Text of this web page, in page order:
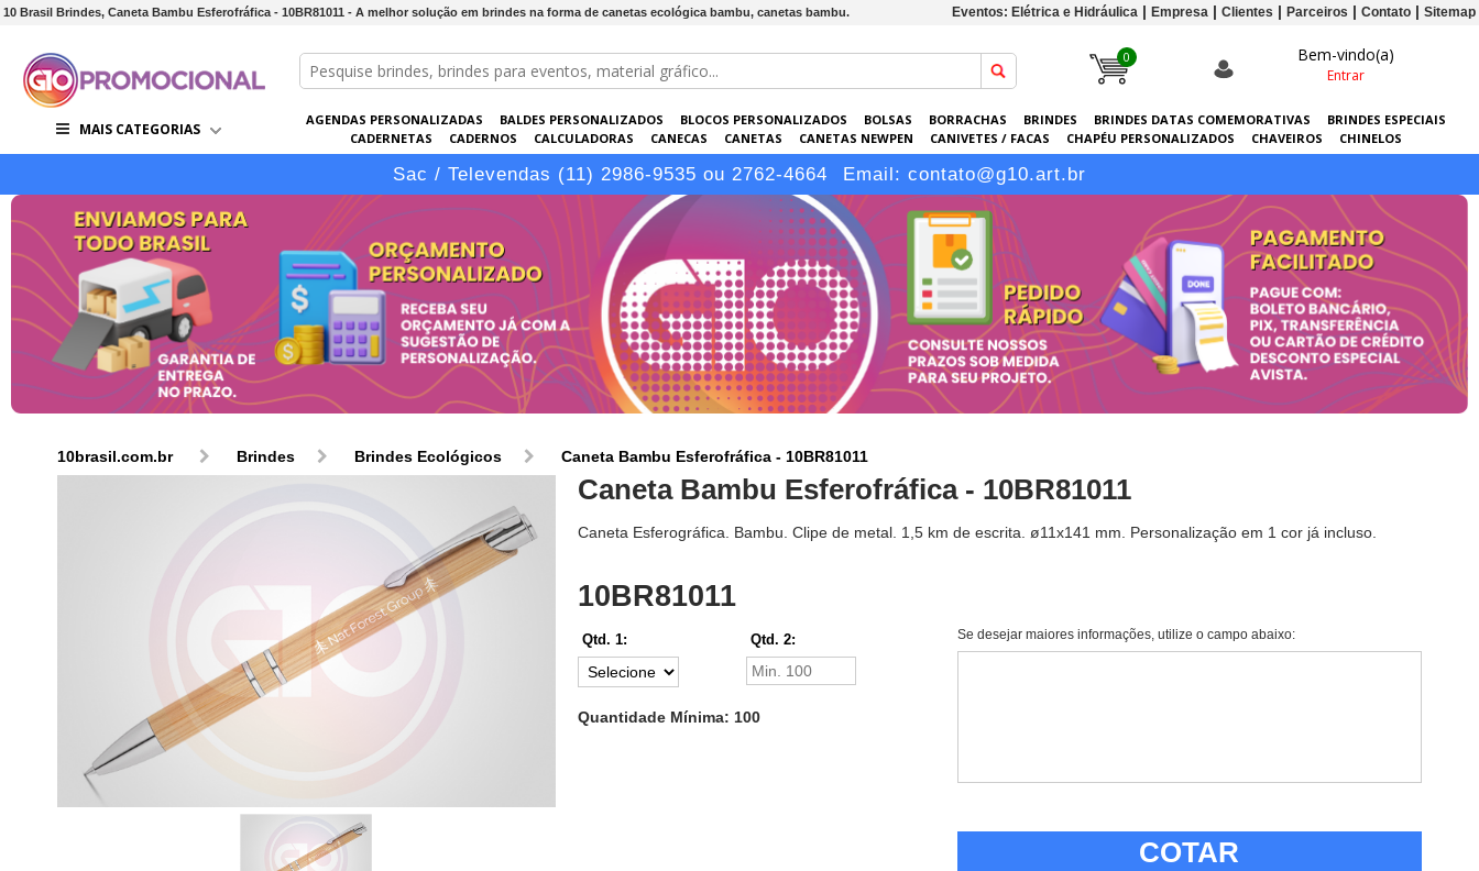
10 Brasil Brindes, Caneta Bambu Esferofráfica - 10BR81011 - A melhor solução em brindes na forma de canetas ecológica bambu, canetas bambu. Eventos: Elétrica e Hidráulica Empresa Clientes Parceiros Contato Sitemap
0 Bem-vindo(a)
Entrar
MAIS CATEGORIAS
AGENDAS PERSONALIZADAS BALDES PERSONALIZADOS BLOCOS PERSONALIZADOS BOLSAS BORRACHAS BRINDES BRINDES DATAS COMEMORATIVAS
BRINDES ESPECIAIS
CADERNETAS
CADERNOS CALCULADORAS CANECAS CANETAS CANETAS NEWPEN CANIVETES / FACAS CHAPÉU PERSONALIZADOS CHAVEIROS
CHINELOS
CONJUNTOS DE BRINDES
COPOS ELETRÔNICOS EMBALAGENS ESCRITÓRIO EVENTOS GARRAFAS PERSONALIZADAS GRÁFICA GUARDA-CHUVAS KITS
LANÇAMENTOS
LÁPIS
Sac / Televendas (11) 2986-9535 ou 2762-4664 Email: contato@g10.art.br
10brasil.com.br Brindes Brindes Ecológicos Caneta Bambu Esferofráfica - 10BR81011
Caneta Bambu Esferofráfica - 10BR81011
Caneta Esferográfica. Bambu. Clipe de metal. 1,5 km de escrita. ø11x141 mm. Personalização em 1 cor já incluso.
10BR81011
Qtd. 1: Qtd. 2:
Quantidade Mínima: 100
Se desejar maiores informações, utilize o campo abaixo:
COTAR